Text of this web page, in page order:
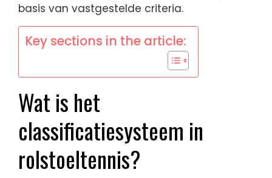
basis van vastgestelde criteria.
Key sections in the article:
Wat is het
classificatiesysteem in
rolstoeltennis?